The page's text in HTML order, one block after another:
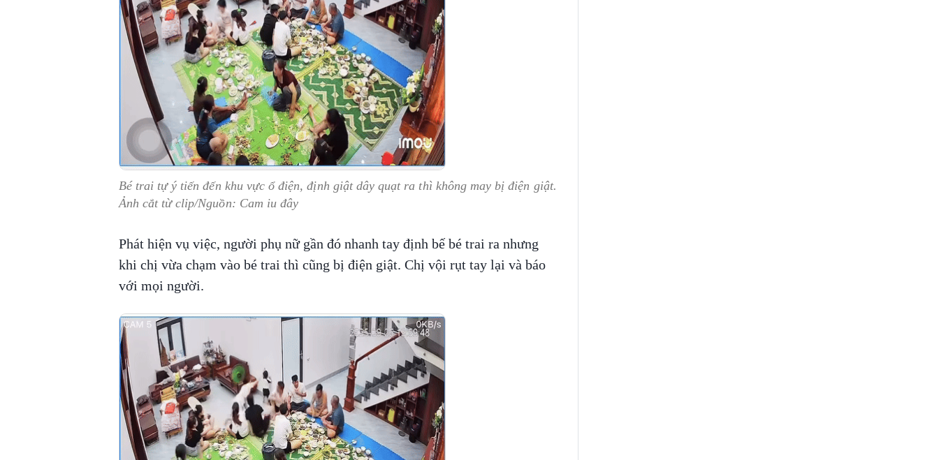
Bé trai tự ý tiến đến khu vực ổ điện, định giật dây quạt ra thì không may bị điện giật.
Ảnh cắt từ clip/Nguồn: Cam iu đây
Phát hiện vụ việc, người phụ nữ gần đó nhanh tay định bế bé trai ra nhưng
khi chị vừa chạm vào bé trai thì cũng bị điện giật. Chị vội rụt tay lại và báo
với mọi người.